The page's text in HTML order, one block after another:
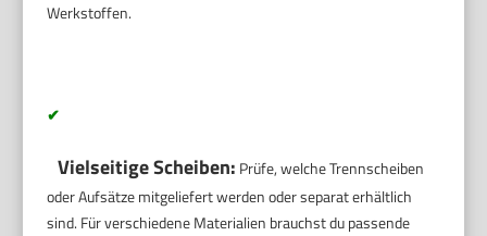
Werkstoffen.
✔
Vielseitige Scheiben: Prüfe, welche Trennscheiben
oder Aufsätze mitgeliefert werden oder separat erhältlich
sind. Für verschiedene Materialien brauchst du passende